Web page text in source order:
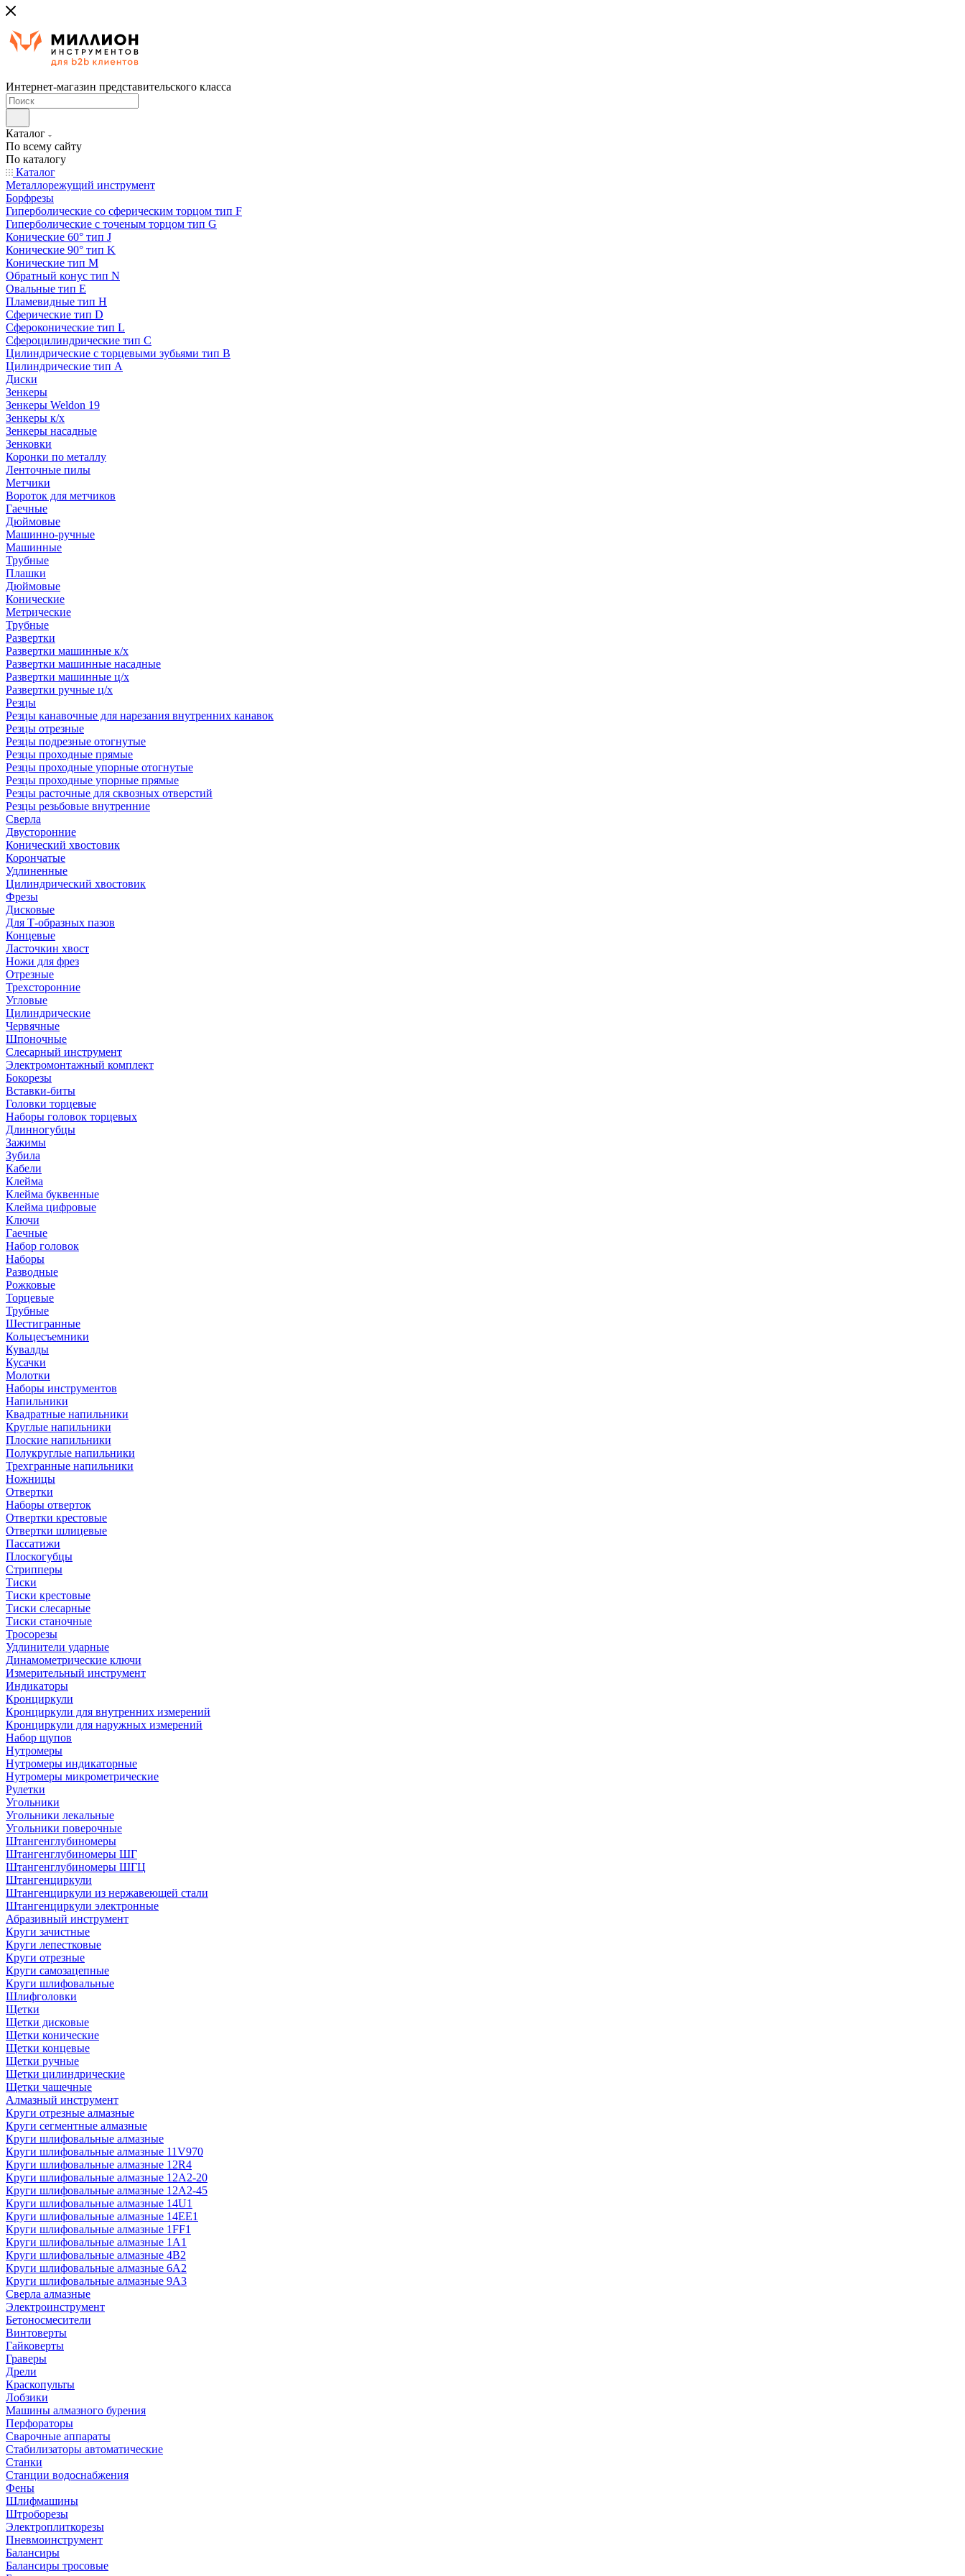
Интернет-магазин представительского класса
Каталог
По всему сайту
По каталогу
Каталог
Металлорежущий инструмент
Борфрезы
Гиперболические cо сферическим торцом тип F
Гиперболические с точеным торцом тип G
Конические 60° тип J
Конические 90° тип K
Конические тип M
Обратный конус тип N
Овальные тип E
Пламевидные тип H
Сферические тип D
Сфероконические тип L
Сфероцилиндрические тип C
Цилиндрические с торцевыми зубьями тип B
Цилиндрические тип А
Диски
Зенкеры
Зенкеры Weldon 19
Зенкеры к/х
Зенкеры насадные
Зенковки
Коронки по металлу
Ленточные пилы
Метчики
Вороток для метчиков
Гаечные
Дюймовые
Машинно-ручные
Машинные
Трубные
Плашки
Дюймовые
Конические
Метрические
Трубные
Развертки
Развертки машинные к/х
Развертки машинные насадные
Развертки машинные ц/х
Развертки ручные ц/х
Резцы
Резцы канавочные для нарезания внутренних канавок
Резцы отрезные
Резцы подрезные отогнутые
Резцы проходные прямые
Резцы проходные упорные отогнутые
Резцы проходные упорные прямые
Резцы расточные для сквозных отверстий
Резцы резьбовые внутренние
Сверла
Двусторонние
Конический хвостовик
Корончатые
Удлиненные
Цилиндрический хвостовик
Фрезы
Дисковые
Для Т-образных пазов
Концевые
Ласточкин хвост
Ножи для фрез
Отрезные
Трехсторонние
Угловые
Цилиндрические
Червячные
Шпоночные
Слесарный инструмент
Электромонтажный комплект
Бокорезы
Вставки-биты
Головки торцевые
Наборы головок торцевых
Длинногубцы
Зажимы
Зубила
Кабели
Клейма
Клейма буквенные
Клейма цифровые
Ключи
Гаечные
Набор головок
Наборы
Разводные
Рожковые
Торцевые
Трубные
Шестигранные
Кольцесъемники
Кувалды
Кусачки
Молотки
Наборы инструментов
Напильники
Квадратные напильники
Круглые напильники
Плоские напильники
Полукруглые напильники
Трехгранные напильники
Ножницы
Отвертки
Наборы отверток
Отвертки крестовые
Отвертки шлицевые
Пассатижи
Плоскогубцы
Стрипперы
Тиски
Тиски крестовые
Тиски слесарные
Тиски станочные
Тросорезы
Удлинители ударные
Динамометрические ключи
Измерительный инструмент
Индикаторы
Кронциркули
Кронциркули для внутренних измерений
Кронциркули для наружных измерений
Набор щупов
Нутромеры
Нутромеры индикаторные
Нутромеры микрометрические
Рулетки
Угольники
Угольники лекальные
Угольники поверочные
Штангенглубиномеры
Штангенглубиномеры ШГ
Штангенглубиномеры ШГЦ
Штангенциркули
Штангенциркули из нержавеющей стали
Штангенциркули электронные
Абразивный инструмент
Круги зачистные
Круги лепестковые
Круги отрезные
Круги самозацепные
Круги шлифовальные
Шлифголовки
Щетки
Щетки дисковые
Щетки конические
Щетки концевые
Щетки ручные
Щетки цилиндрические
Щетки чашечные
Алмазный инструмент
Круги отрезные алмазные
Круги сегментные алмазные
Круги шлифовальные алмазные
Круги шлифовальные алмазные 11V970
Круги шлифовальные алмазные 12R4
Круги шлифовальные алмазные 12А2-20
Круги шлифовальные алмазные 12А2-45
Круги шлифовальные алмазные 14U1
Круги шлифовальные алмазные 14ЕЕ1
Круги шлифовальные алмазные 1FF1
Круги шлифовальные алмазные 1А1
Круги шлифовальные алмазные 4В2
Круги шлифовальные алмазные 6A2
Круги шлифовальные алмазные 9А3
Сверла алмазные
Электроинструмент
Бетоносмесители
Винтоверты
Гайковерты
Граверы
Дрели
Краскопульты
Лобзики
Машины алмазного бурения
Перфораторы
Сварочные аппараты
Стабилизаторы автоматические
Станки
Станции водоснабжения
Фены
Шлифмашины
Штроборезы
Электроплиткорезы
Пневмоинструмент
Балансиры
Балансиры тросовые